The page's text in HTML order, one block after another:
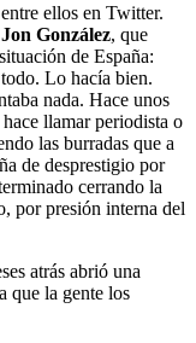
ellos en Twitter.
Jon González, que
de España:
Lo hacía bien.
nada. Hace unos
llamar periodista o
las burradas que a
de desprestigio por
cerrando la
por presión interna del
atrás abrió una
que la gente los